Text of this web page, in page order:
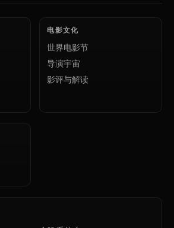
电影文化
世界电影节
导演宇宙
影评与解读